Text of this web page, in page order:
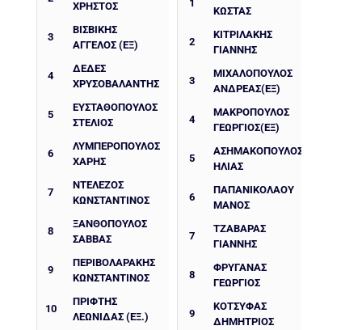
ΧΡΗΣΤΟΣ
3
ΒΙΣΒΙΚΗΣ
ΑΓΓΕΛΟΣ (ΕΞ)
4
ΔΈΔΕΣ
ΧΡΥΣΟΒΑΛΆΝΤΗΣ
5
ΕΥΣΤΑΘΌΠΟΥΛΟΣ
ΣΤΈΛΙΟΣ
6
ΛΥΜΠΕΡΟΠΟΥΛΟΣ
ΧΑΡΗΣ
7
ΝΤΕΛΈΖΟΣ
ΚΩΝΣΤΑΝΤΊΝΟΣ
8
ΞΑΝΘΟΠΟΥΛΟΣ
ΣΑΒΒΑΣ
9
ΠΕΡΙΒΟΛΑΡΆΚΗΣ
ΚΩΝΣΤΑΝΤΊΝΟΣ
10
ΠΡΙΦΤΗΣ
ΛΕΩΝΙΔΑΣ (ΕΞ.)
1
ΚΩΣΤΑΣ
2
ΚΙΤΡΙΛΑΚΗΣ
ΓΙΑΝΝΗΣ
3
ΜΙΧΑΛΟΠΟΥΛΟΣ
ΑΝΔΡΕΑΣ(ΕΞ)
4
ΜΑΚΡΟΠΟΥΛΟΣ
ΓΕΩΡΓΙΟΣ(ΕΞ)
5
ΑΣΗΜΑΚΟΠΟΥΛΟΣ
ΗΛΙΑΣ
6
ΠΑΠΑΝΙΚΟΛΑΟΥ
ΜΑΝΟΣ
7
ΤΖΑΒΑΡΑΣ
ΓΙΑΝΝΗΣ
8
ΦΡΥΓΑΝΑΣ
ΓΕΩΡΓΙΟΣ
9
ΚΟΤΣΥΦΑΣ
ΔΗΜΗΤΡΙΟΣ